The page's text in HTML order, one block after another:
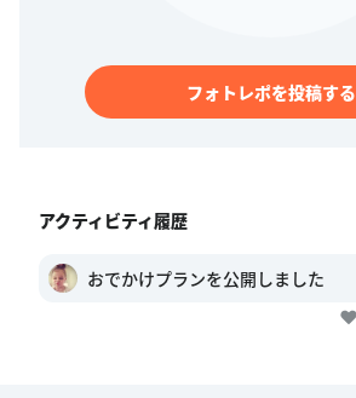
フォトレポを投稿する
アクティビティ履歴
おでかけプランを公開しました